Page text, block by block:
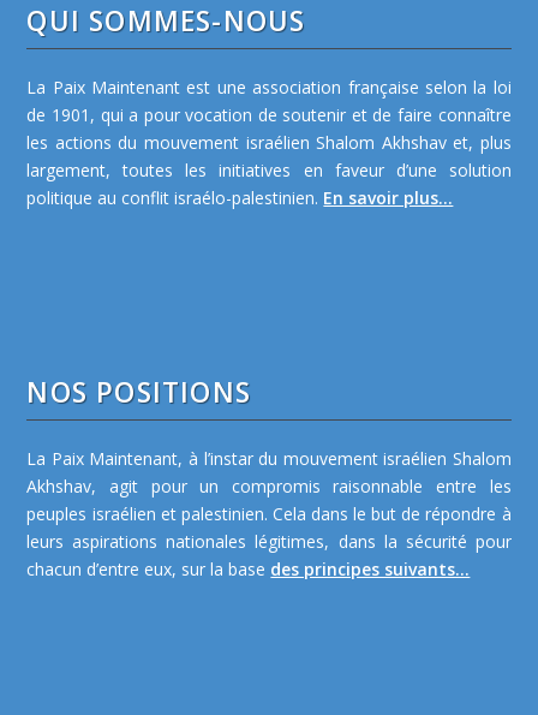
QUI SOMMES-NOUS
La Paix Maintenant est une association française selon la loi
de 1901, qui a pour vocation de soutenir et de faire connaître
les actions du mouvement israélien Shalom Akhshav et, plus
largement, toutes les initiatives en faveur d’une solution
politique au conflit israélo-palestinien. En savoir plus...
NOS POSITIONS
La Paix Maintenant, à l’instar du mouvement israélien Shalom
Akhshav, agit pour un compromis raisonnable entre les
peuples israélien et palestinien. Cela dans le but de répondre à
leurs aspirations nationales légitimes, dans la sécurité pour
chacun d’entre eux, sur la base des principes suivants...